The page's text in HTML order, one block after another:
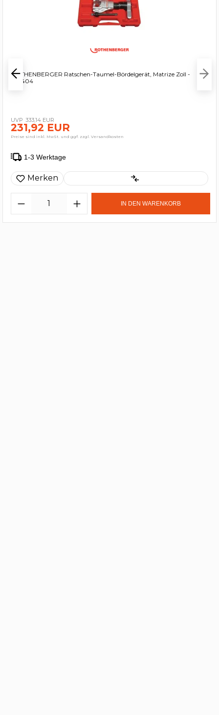
ROTHENBERGER Ratschen-Taumel-Bördelgerät, Matrize Zoll -
222404
333,14 EUR
231,92 EUR
Preise sind inkl. MwSt. und ggf. zzgl. Versandkosten
1-3 Werktage
Merken
IN DEN WARENKORB